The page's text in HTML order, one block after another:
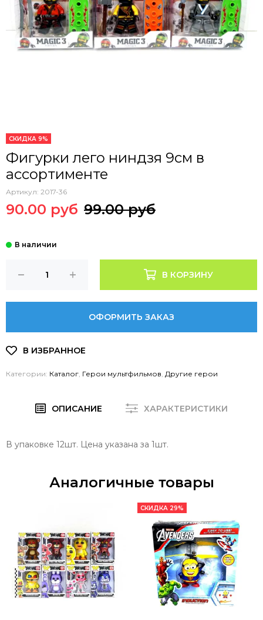
СКИДКА 9%
Фигурки лего ниндзя 9см в
ассортименте
Артикул: 2017-36
90.00 руб 99.00 руб
В КОРЗИНУ
ОФОРМИТЬ ЗАКАЗ
Категории: Каталог Герои мультфильмов Другие герои
ОПИСАНИЕ ХАРАКТЕРИСТИКИ
В упаковке 12шт. Цена указана за 1шт.
Аналогичные товары
СКИДКА 29%